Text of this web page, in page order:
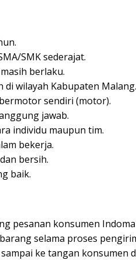
SMK sederajat.
berlaku.
di wilayah Kabupaten Malang.
sendiri (motor).
jawab.
individu maupun tim.
bekerja.
bersih.
baik.
pesanan konsumen
selama proses
ke tangan konsumen